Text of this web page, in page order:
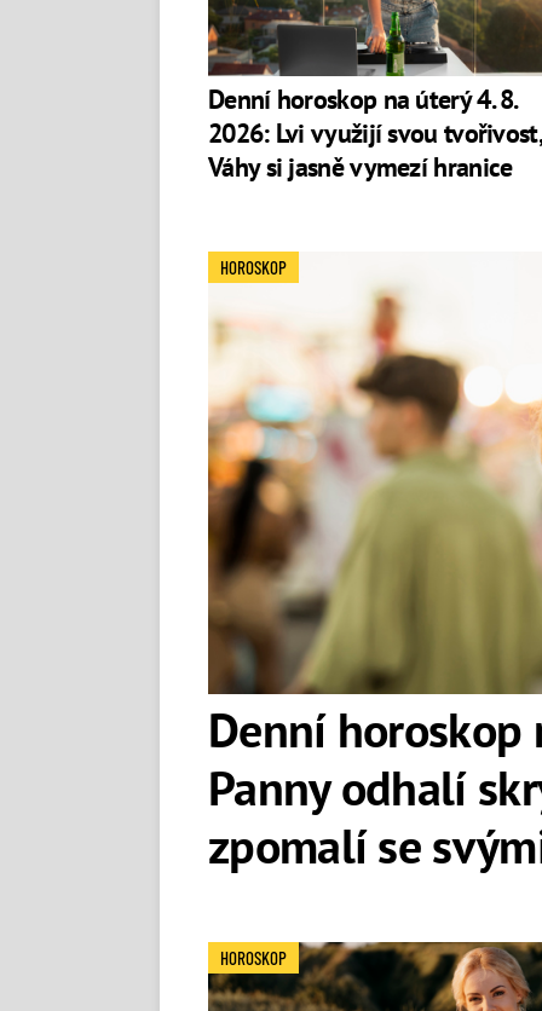
Katy Perry, zpěvačka(1984)
Pablo Picasso, malíř(†1973)
Julia Roberts, herečka1967)
František Černý, hudebník (1957)
Diego Maradona, fotbalista (†2020)
Marta Kubišová, zpěvačka
Denní horoskop na úterý 4. 8.
2026: Lvi využijí svou tvořivost,
Váhy si jasně vymezí hranice
Denní
Panny odhalí
zpomalí se
HOROSKOP
HOROSKOP